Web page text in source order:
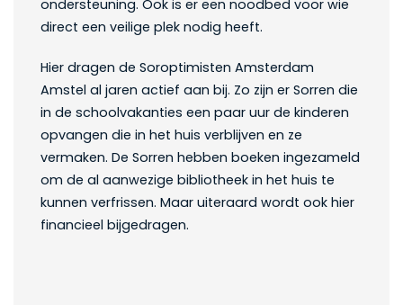
ondersteuning. Ook is er een noodbed voor wie
direct een veilige plek nodig heeft.
Hier dragen de Soroptimisten Amsterdam
Amstel al jaren actief aan bij. Zo zijn er Sorren die
in de schoolvakanties een paar uur de kinderen
opvangen die in het huis verblijven en ze
vermaken. De Sorren hebben boeken ingezameld
om de al aanwezige bibliotheek in het huis te
kunnen verfrissen. Maar uiteraard wordt ook hier
financieel bijgedragen.